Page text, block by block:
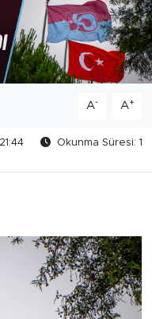
A- A+
Okunma Süresi: 1